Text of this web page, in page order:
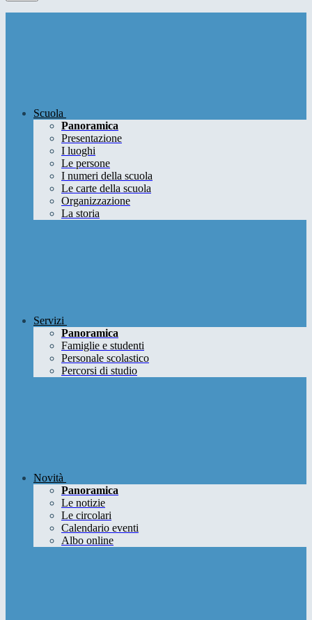
Scuola
Panoramica
Presentazione
I luoghi
Le persone
I numeri della scuola
Le carte della scuola
Organizzazione
La storia
Servizi
Panoramica
Famiglie e studenti
Personale scolastico
Percorsi di studio
Novità
Panoramica
Le notizie
Le circolari
Calendario eventi
Albo online